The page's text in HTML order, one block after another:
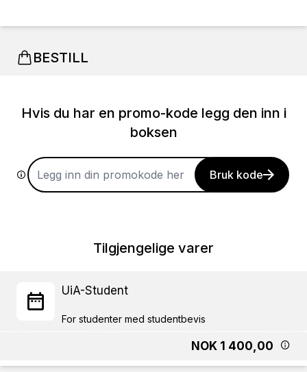
BESTILL
Hvis du har en promo-kode legg den inn i
boksen
Bruk kode
Tilgjengelige varer
UiA-Student
NOK 1 400,00